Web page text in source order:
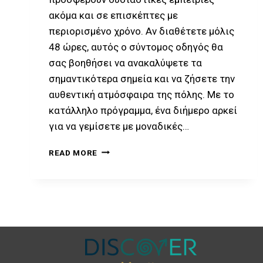
ακόμα και σε επισκέπτες με
περιορισμένο χρόνο. Αν διαθέτετε μόλις
48 ώρες, αυτός ο σύντομος οδηγός θα
σας βοηθήσει να ανακαλύψετε τα
σημαντικότερα σημεία και να ζήσετε την
αυθεντική ατμόσφαιρα της πόλης. Με το
κατάλληλο πρόγραμμα, ένα διήμερο αρκεί
για να γεμίσετε με μοναδικές…
READ MORE